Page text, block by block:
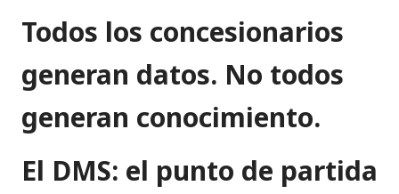
Todos los concesionarios
generan datos. No todos
generan conocimiento.
El DMS: el punto de partida